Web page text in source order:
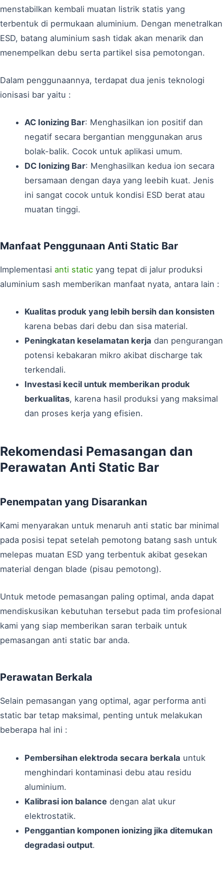
menstabilkan kembali muatan listrik statis yang
terbentuk di permukaan aluminium. Dengan menetralkan
ESD, batang aluminium sash tidak akan menarik dan
menempelkan debu serta partikel sisa pemotongan.
Dalam penggunaannya, terdapat dua jenis teknologi
ionisasi bar yaitu :
AC Ionizing Bar: Menghasilkan ion positif dan
negatif secara bergantian menggunakan arus
bolak-balik. Cocok untuk aplikasi umum.
DC Ionizing Bar: Menghasilkan kedua ion secara
bersamaan dengan daya yang leebih kuat. Jenis
ini sangat cocok untuk kondisi ESD berat atau
muatan tinggi.
Manfaat Penggunaan Anti Static Bar
Implementasi anti static yang tepat di jalur produksi
aluminium sash memberikan manfaat nyata, antara lain :
Kualitas produk yang lebih bersih dan konsisten
karena bebas dari debu dan sisa material.
Peningkatan keselamatan kerja dan pengurangan
potensi kebakaran mikro akibat discharge tak
terkendali.
Investasi kecil untuk memberikan produk
berkualitas, karena hasil produksi yang maksimal
dan proses kerja yang efisien.
Rekomendasi Pemasangan dan
Perawatan Anti Static Bar
Penempatan yang Disarankan
Kami menyarakan untuk menaruh anti static bar minimal
pada posisi tepat setelah pemotong batang sash untuk
melepas muatan ESD yang terbentuk akibat gesekan
material dengan blade (pisau pemotong).
Untuk metode pemasangan paling optimal, anda dapat
mendiskusikan kebutuhan tersebut pada tim profesional
kami yang siap memberikan saran terbaik untuk
pemasangan anti static bar anda.
Perawatan Berkala
Selain pemasangan yang optimal, agar performa anti
static bar tetap maksimal, penting untuk melakukan
beberapa hal ini :
Pembersihan elektroda secara berkala untuk
menghindari kontaminasi debu atau residu
aluminium.
Kalibrasi ion balance dengan alat ukur
elektrostatik.
Penggantian komponen ionizing jika ditemukan
degradasi output.